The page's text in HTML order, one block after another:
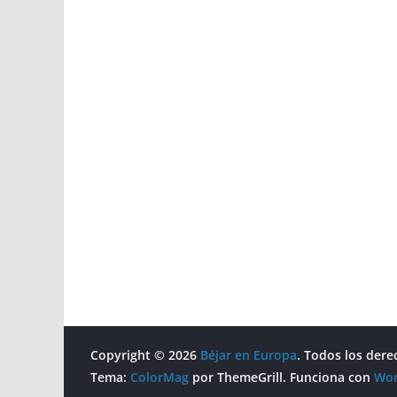
Copyright © 2026 Béjar en Europa. Todos los
Tema: ColorMag por ThemeGrill. Funciona con